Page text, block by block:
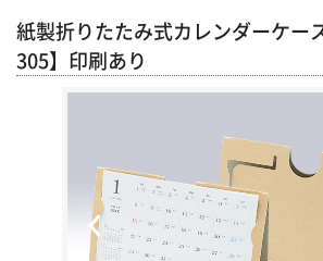
紙製折りたたみ式カレンダーケー
305】印刷あり
Previous